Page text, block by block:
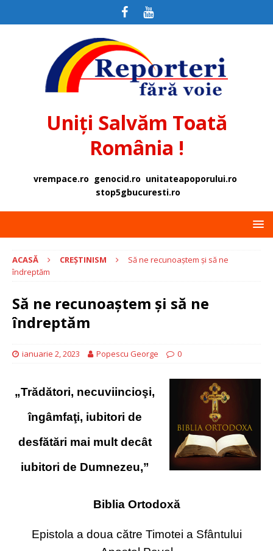
Uniți Salvăm Toată
România !
vrempace.ro genocid.ro unitateapoporului.ro
stop5gbucuresti.ro
ACASĂ CREȘTINISM
Să ne recunoaștem și să ne
îndreptăm
Să ne recunoaștem și să ne
îndreptăm
ianuarie 2, 2023 Popescu George 0
„Trădători, necuviincioşi,
îngâmfaţi, iubitori de
desfătări mai mult decât
iubitori de Dumnezeu,”
Biblia Ortodoxă
Epistola a doua către Timotei a Sfântului